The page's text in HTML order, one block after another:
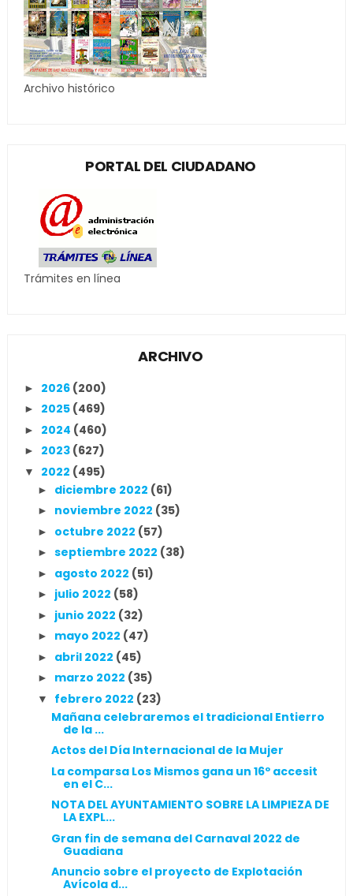
Archivo histórico
PORTAL DEL CIUDADANO
Trámites en línea
ARCHIVO
► 2026 (200)
► 2025 (469)
► 2024 (460)
► 2023 (627)
▼ 2022 (495)
► diciembre 2022 (61)
► noviembre 2022 (35)
► octubre 2022 (57)
► septiembre 2022 (38)
► agosto 2022 (51)
► julio 2022 (58)
► junio 2022 (32)
► mayo 2022 (47)
► abril 2022 (45)
► marzo 2022 (35)
▼ febrero 2022 (23)
Mañana celebraremos el tradicional Entierro
de la ...
Actos del Día Internacional de la Mujer
La comparsa Los Mismos gana un 16º accesit
en el C...
NOTA DEL AYUNTAMIENTO SOBRE LA LIMPIEZA DE
LA EXPL...
Gran fin de semana del Carnaval 2022 de
Guadiana
Anuncio sobre el proyecto de Explotación
Avícola d...